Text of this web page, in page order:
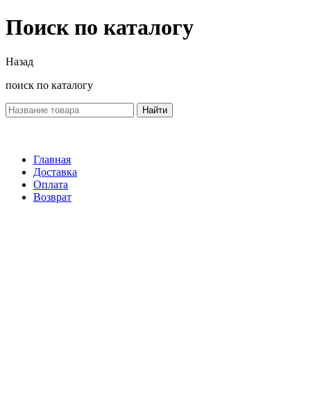
Поиск по каталогу
Назад
поиск по каталогу
Найти
Главная
Доставка
Оплата
Возврат